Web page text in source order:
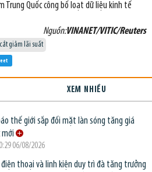
Trung Quốc công bố loạt dữ liệu kinh tế
Nguồn:VINANET/VITIC/Reuters
cắt giảm lãi suất
XEM NHIỀU
thế giới sắp đối mặt làn sóng tăng giá
06/08/2026
thoại và linh kiện duy trì đà tăng trưởng